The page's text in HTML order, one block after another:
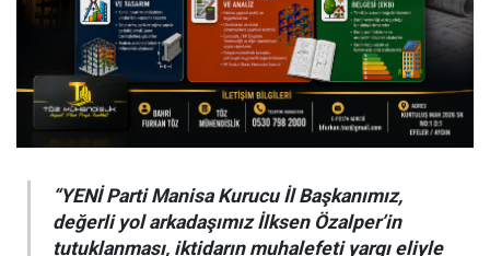
“YENİ Parti Manisa Kurucu İl Başkanımız,
değerli yol arkadaşımız İlksen Özalper’in
tutuklanması, iktidarın muhalefeti yargı eliyle